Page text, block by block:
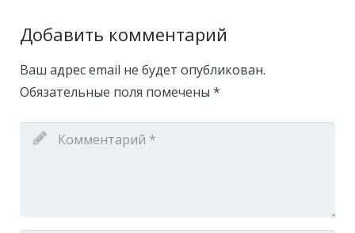
Добавить комментарий
Ваш адрес email не будет опубликован.
Обязательные поля помечены *